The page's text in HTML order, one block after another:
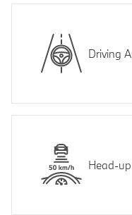
Driving
Head-